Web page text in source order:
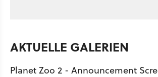
AKTUELLE GALERIEN
Planet Zoo 2 - Announcement